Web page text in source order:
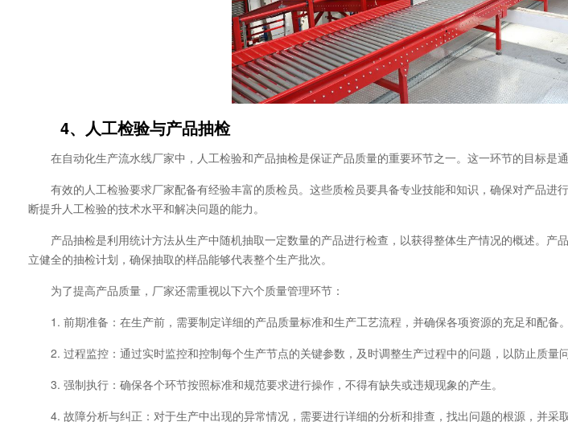
4、人工检验与产品抽检
在自动化生产流水线厂家中，人工检验和产品抽检是保证产品质量的重要环节之一。这一环节的目标是
有效的人工检验要求厂家配备有经验丰富的质检员。这些质检员要具备专业技能和知识，确保对产品
断提升人工检验的技术水平和解决问题的能力。
产品抽检是利用统计方法从生产中随机抽取一定数量的产品进行检查，以获得整体生产情况的概述。
立健全的抽检计划，确保抽取的样品能够代表整个生产批次。
为了提高产品质量，厂家还需重视以下六个质量管理环节：
1. 前期准备：在生产前，需要制定详细的产品质量标准和生产工艺流程，并确保各项资源的充足和配备
2. 过程监控：通过实时监控和控制每个生产节点的关键参数，及时调整生产过程中的问题，以防止质量问
3. 强制执行：确保各个环节按照标准和规范要求进行操作，不得有缺失或违规现象的产生。
4. 故障分析与纠正：对于生产中出现的异常情况，需要进行详细的分析和排查，找出问题的根源，并采